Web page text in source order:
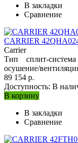
В закладки
Сравнение
CARRIER
Carrier
Тип сплит-система
осушение/
89 154 р.
Доступность: В
В корзину
В закладки
Сравнение